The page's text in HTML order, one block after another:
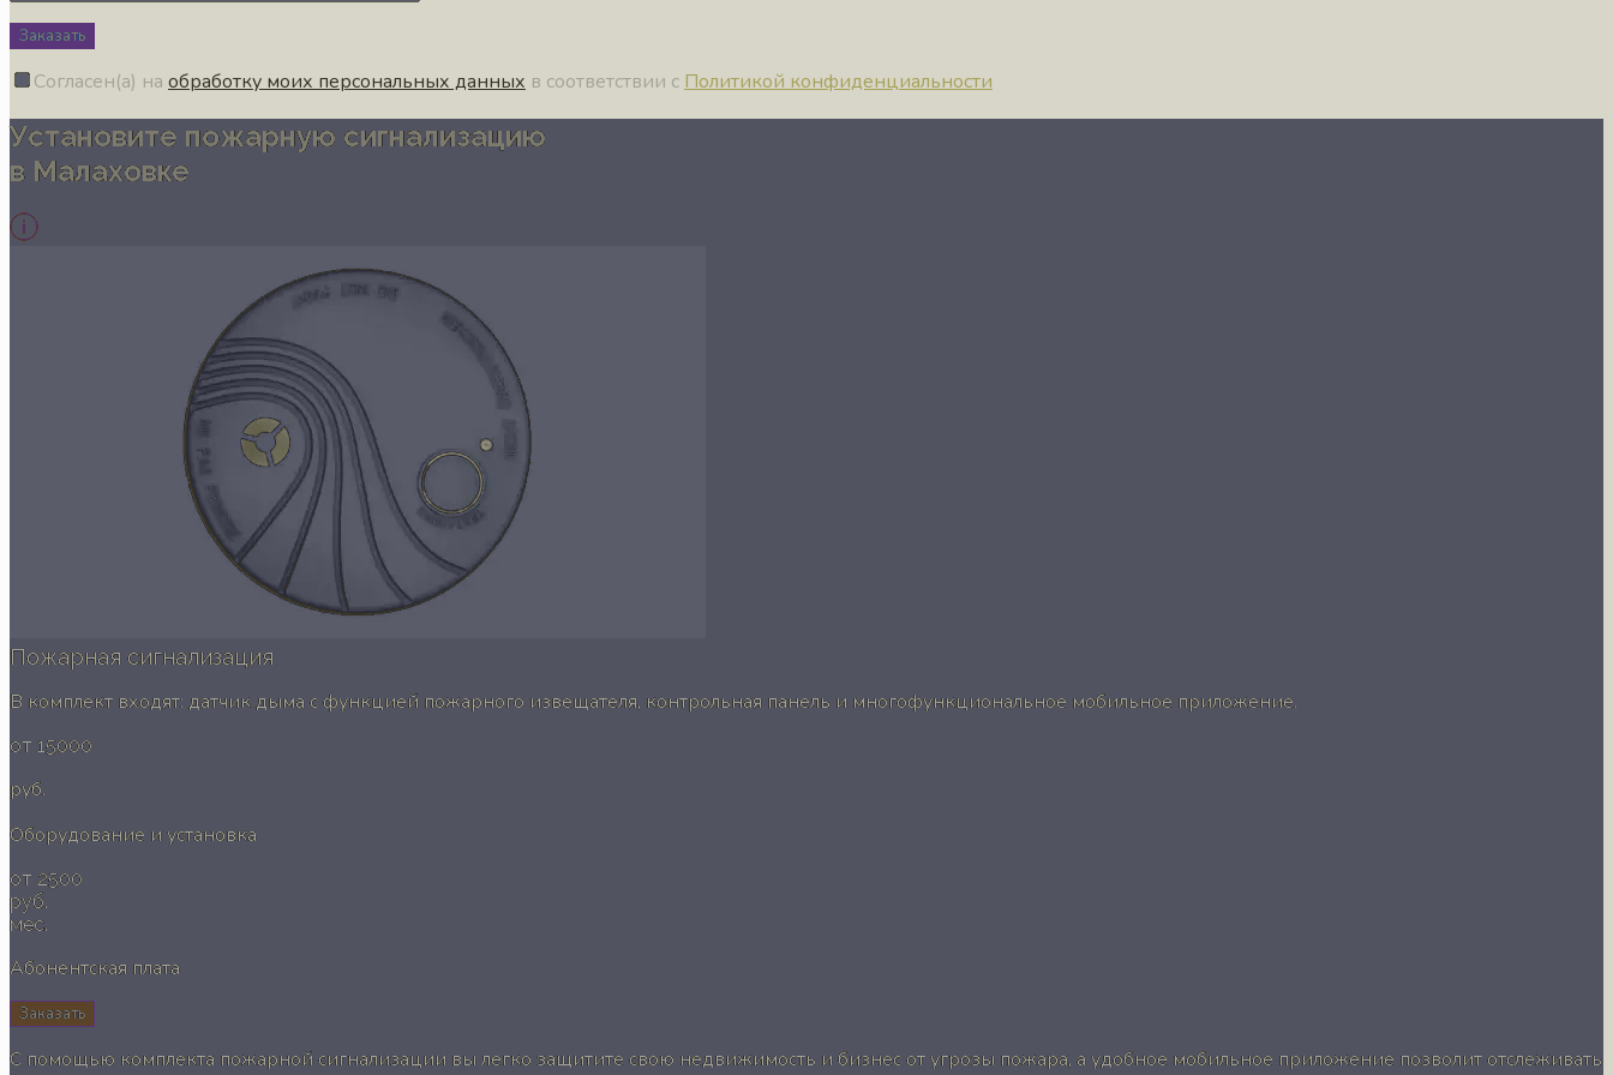
Заказать
Согласен(а) на обработку моих персональных данных в соответствии с Политикой конфиденциальности
Установите пожарную сигнализацию
в Малаховке
Пожарная сигнализация
В комплект входят: датчик дыма с функцией пожарного извещателя, контрольная панель и многофункциональное мобильное приложение.
от 15000
руб.
Оборудование и установка
от 2500
руб.
мес.
Абонентская плата
Заказать
С помощью комплекта пожарной сигнализации вы легко защитите свою недвижимость и бизнес от угрозы пожара, а удобное мобильное приложение позволит отслеживать